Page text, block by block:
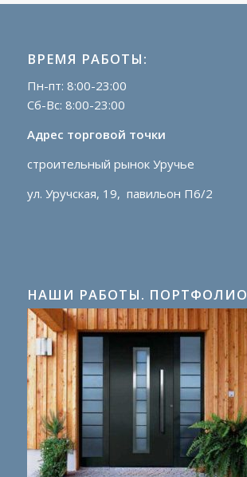
ВРЕМЯ РАБОТЫ:
Пн-пт: 8:00-23:00
Сб-Вс: 8:00-23:00
Адрес торговой точки
строительный рынок Уручье
ул. Уручская, 19, павильон П6/2
НАШИ РАБОТЫ. ПОРТФОЛИО